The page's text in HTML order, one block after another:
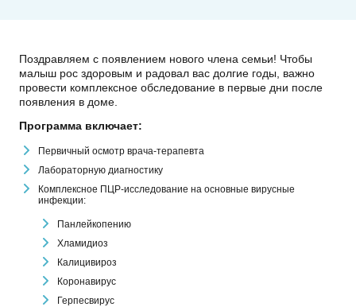
Поздравляем с появлением нового члена семьи! Чтобы
малыш рос здоровым и радовал вас долгие годы, важно
провести комплексное обследование в первые дни после
появления в доме.
Программа включает:
Первичный осмотр врача-терапевта
Лабораторную диагностику
Комплексное ПЦР-исследование на основные вирусные
инфекции:
Панлейкопению
Хламидиоз
Калицивироз
Коронавирус
Герпесвирус